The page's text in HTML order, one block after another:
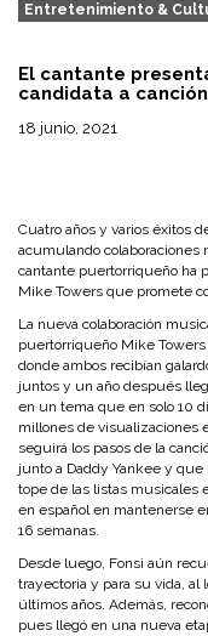
Entretenimiento &
El cantante
candidata a
18 junio, 2021
Cuatro años y varios éxitos
acumulando colaboraciones
cantante puertorriqueño ha
Mike Towers que promete
La nueva colaboración
puertorriqueño Mike
donde ambos recibían
juntos y un año después
en un tema que en solo 10
millones de visualizaciones
seguirá los pasos de la
junto a Daddy Yankee y
tope de las listas musicales
en español en mantenerse
16 semanas.
Desde luego, Fonsi aún
trayectoria y para su vida, al
últimos años. Además,
pues llegó en una nueva